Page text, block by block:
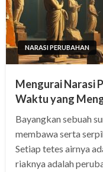
NARASI PERUBAHAN
Mengurai Narasi
Waktu yang
Bayangkan sebuah
membawa serta
Setiap tetes airnya
riaknya adalah